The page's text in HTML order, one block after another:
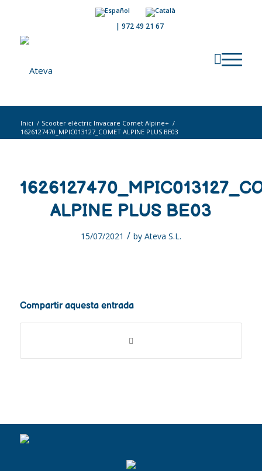
| 972 49 21 67
Inici / Scooter elèctric Invacare Comet Alpine+ /
1626127470_MPIC013127_COMET ALPINE PLUS BE03
ALPINE PLUS BE03
15/07/2021 / by Ateva S.L.
Compartir aquesta entrada